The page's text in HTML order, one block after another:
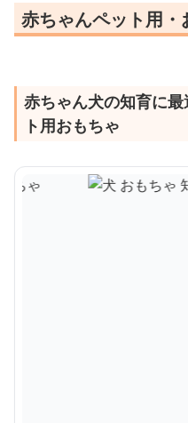
赤ちゃんペット用
赤ちゃん犬の知育に
ト用おもちゃ